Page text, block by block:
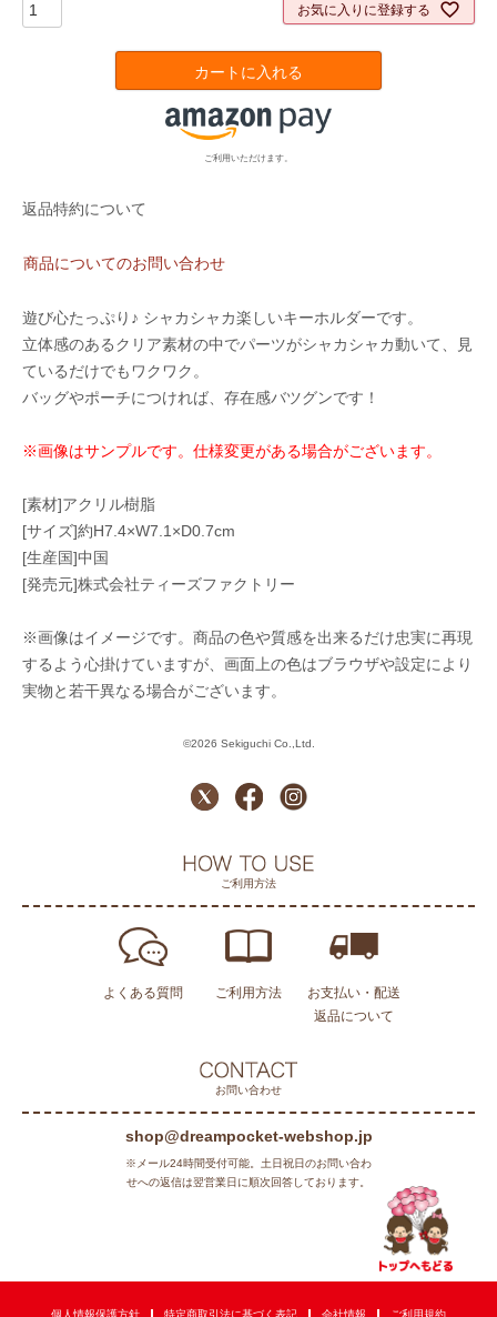
お気に入りに登録する
カートに入れる
ご利用いただけます。
返品特約について
商品についてのお問い合わせ
遊び心たっぷり♪ シャカシャカ楽しいキーホルダーです。
立体感のあるクリア素材の中でパーツがシャカシャカ動いて、見
ているだけでもワクワク。
バッグやポーチにつければ、存在感バツグンです！
※画像はサンプルです。仕様変更がある場合がございます。
[素材]アクリル樹脂
[サイズ]約H7.4×W7.1×D0.7cm
[生産国]中国
[発売元]株式会社ティーズファクトリー
※画像はイメージです。商品の色や質感を出来るだけ忠実に再現
するよう心掛けていますが、画面上の色はブラウザや設定により
実物と若干異なる場合がございます。
©2026 Sekiguchi Co.,Ltd.
お問い合わせ
shop@dreampocket-webshop.jp
※メール24時間受付可能。土日祝日のお問い合わ
せへの返信は翌営業日に順次回答しております。
ご利用方法
よくある質問 ご利用方法
お支払い・配送
返品について
個人情報保護方針 特定商取引法に基づく表記 会社情報 ご利用規約